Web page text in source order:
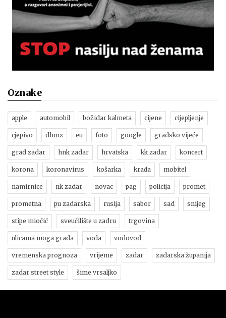
Oznake
apple automobil božidar kalmeta cijene cijepljenje
cjepivo dhmz eu foto google gradsko vijeće
grad zadar hnk zadar hrvatska kk zadar koncert
korona koronavirus košarka krađa mobitel
namirnice nk zadar novac pag policija promet
prometna pu zadarska rusija sabor sad snijeg
stipe miočić sveučilište u zadru trgovina
ulicama moga grada voda vodovod
vremenska prognoza vrijeme zadar zadarska županija
zadar street style šime vrsaljko